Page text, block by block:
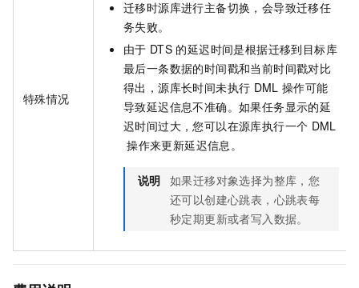
特殊情况
迁移时源库进行主备切换，会导致迁移任
务失败。
由于 DTS 的延迟时间是根据迁移到目标库
最后一条数据的时间戳和当前时间戳对比
得出，源库长时间未执行 DML 操作可能
导致延迟信息不准确。如果任务显示的延
迟时间过大，您可以在源库执行一个 DML
操作来更新延迟信息。
说明 如果迁移对象选择为整库，您
还可以创建心跳表，心跳表每
秒定期更新或者写入数据。